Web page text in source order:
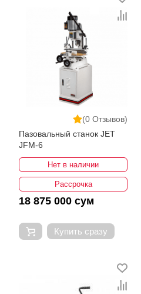
(0 Отзывов)
Пазовальный станок JET
JFM-6
Нет в наличии
Рассрочка
18 875 000 сум
Купить сразу